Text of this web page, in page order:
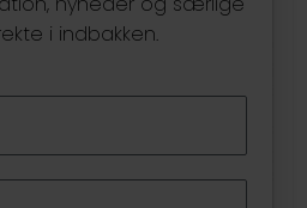
i indbakken.